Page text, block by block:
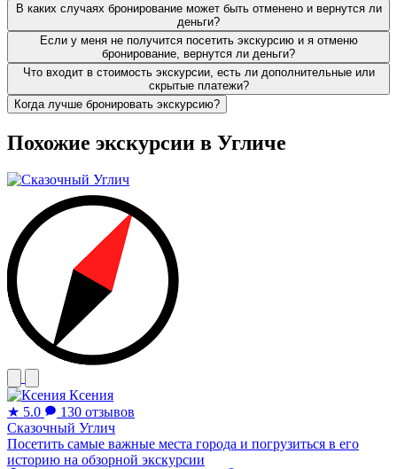
В каких случаях бронирование может быть отменено и вернутся ли
деньги?
Если у меня не получится посетить экскурсию и я отменю
бронирование, вернутся ли деньги?
Что входит в стоимость экскурсии, есть ли дополнительные или
скрытые платежи?
Когда лучше бронировать экскурсию?
Похожие экскурсии в Угличе
Ксения
★ 5.0
130 отзывов
Сказочный Углич
Посетить самые важные места города и погрузиться в его
историю на обзорной экскурсии